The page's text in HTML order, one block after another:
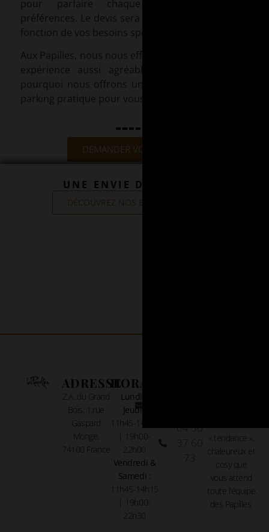
pour parfaire chaque détail selon vos
préférences. Le devis sera établi sur demande, en
fonction de vos besoins spécifiques.
Aux Papilles, nous nous efforçons de rendre votre
expérience aussi agréable que possible, c’est
pourquoi nous offrons une facilité d’accès et un
parking pratique pour vous et vos invités.
DEMANDER VOTRE DEVIS
UNE ENVIE D'OFFRIR ?
DÉCOUVREZ NOS BONS CADEAUX
ADRESSE
Z.A. du Grand
Bois, 1,rue
Gaspard
Monge,
74100 France
HORAIRES
Lundi –
Jeudi :
11h45-14h15
| 19h00-
22h00
Vendredi &
Samedi :
11h45-14h15
| 19h00-
22h30
04 50
« tendance »,
chaleureux et
cosy que
vous attend
toute l’équipe
des Papilles.